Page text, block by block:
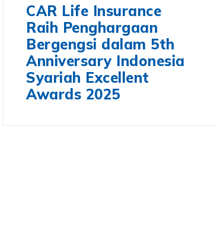
CAR Life Insurance
Raih Penghargaan
Bergengsi dalam 5th
Anniversary Indonesia
Syariah Excellent
Awards 2025